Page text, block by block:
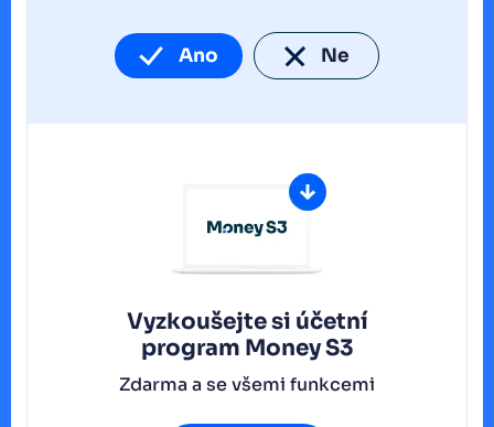
Ano Ne
Vyzkoušejte si účetní
program Money S3
Zdarma a se všemi funkcemi